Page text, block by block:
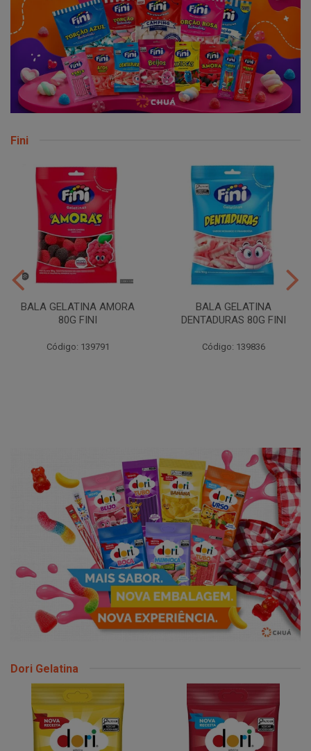
Fini
BALA GELATINA AMORA
80G FINI
Código: 139791
BALA GELATINA
DENTADURAS 80G FINI
Código: 139836
Dori Gelatina